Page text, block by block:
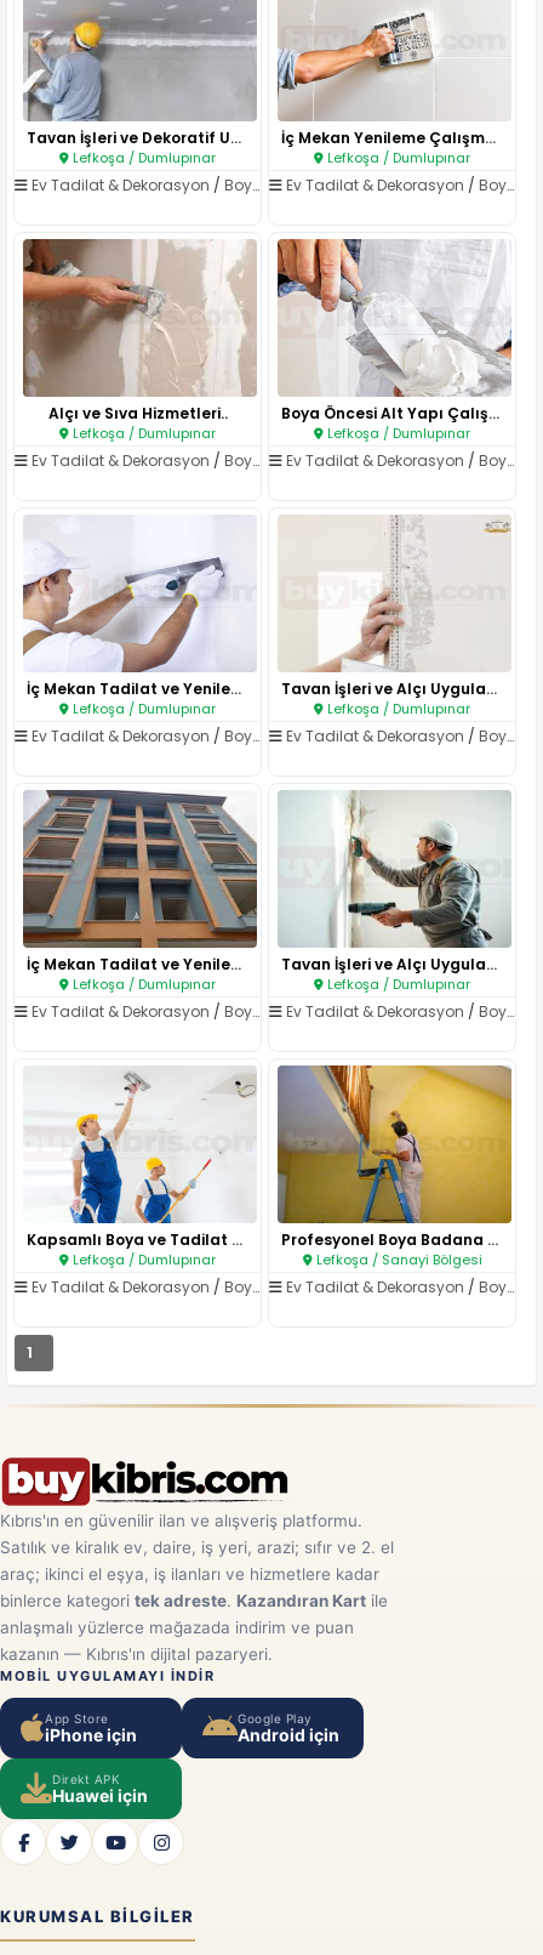
Tavan İşleri ve Dekoratif Uygu..
Lefkoşa / Dumlupınar
Ev Tadilat & Dekorasyon / Boya & Badana
İç Mekan Yenileme Çalışmaları..
Lefkoşa / Dumlupınar
Ev Tadilat & Dekorasyon /Boya & Badana
Alçı ve Sıva Hizmetleri..
Lefkoşa / Dumlupınar
Ev Tadilat & Dekorasyon / Boya & Badana
Boya Öncesi Alt Yapı Çalışmala..
Lefkoşa / Dumlupınar
Ev Tadilat & Dekorasyon /Boya & Badana
İç Mekan Tadilat ve Yenileme..
Lefkoşa / Dumlupınar
Ev Tadilat & Dekorasyon / Boya & Badana
Tavan İşleri ve Alçı Uygulamal..
Lefkoşa / Dumlupınar
Ev Tadilat & Dekorasyon /Boya & Badana
İç Mekan Tadilat ve Yenileme..
Lefkoşa / Dumlupınar
Ev Tadilat & Dekorasyon / Boya & Badana
Tavan İşleri ve Alçı Uygulamal..
Lefkoşa / Dumlupınar
Ev Tadilat & Dekorasyon /Boya & Badana
Kapsamlı Boya ve Tadilat Hizme..
Lefkoşa / Dumlupınar
Ev Tadilat & Dekorasyon / Boya & Badana
Profesyonel Boya Badana Hizmet..
Lefkoşa / Sanayi Bölgesi
Ev Tadilat & Dekorasyon /Boya & Badana
1
Kıbrıs'ın en güvenilir ilan ve alışveriş platformu.
Satılık ve kiralık ev, daire, iş yeri, arazi; sıfır ve 2. el
araç; ikinci el eşya, iş ilanları ve hizmetlere kadar
binlerce kategori tek adreste. Kazandıran Kart ile
anlaşmalı yüzlerce mağazada indirim ve puan
kazanın — Kıbrıs'ın dijital pazaryeri.
MOBIL UYGULAMAYI INDIR
App Store
iPhone için
Google Play
Android için
Direkt APK
Huawei için
KURUMSAL BILGILER